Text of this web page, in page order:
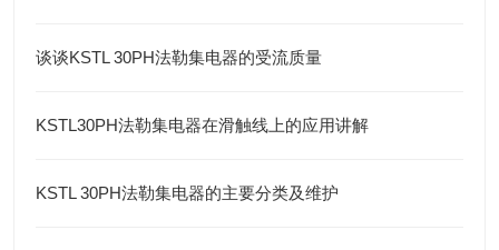
谈谈KSTL 30PH法勒集电器的受流质量
KSTL30PH法勒集电器在滑触线上的应用讲解
KSTL 30PH法勒集电器的主要分类及维护